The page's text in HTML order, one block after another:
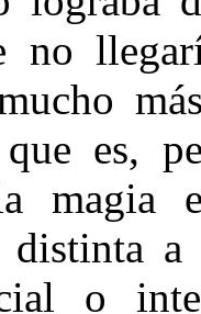
no
es,
magia
distinta
o